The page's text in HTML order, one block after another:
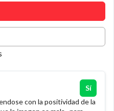
Sí
con la positividad de la